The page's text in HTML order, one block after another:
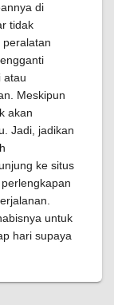
di
tidak
peralatan
atau
Meskipun
akan
Jadi, jadikan
ke situs
untuk
hari supaya